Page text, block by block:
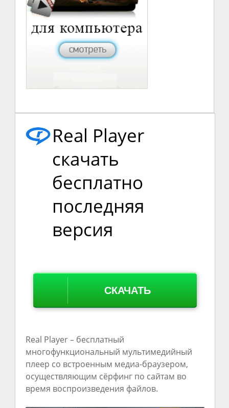
Real Player
скачать
бесплатно
последняя
версия
СКАЧАТЬ
Real Player – бесплатный
многофункциональный мультимедийный
плеер со встроенным медиа-браузером,
осуществляющим сёрфинг по сайтам во
время воспроизведения файлов.